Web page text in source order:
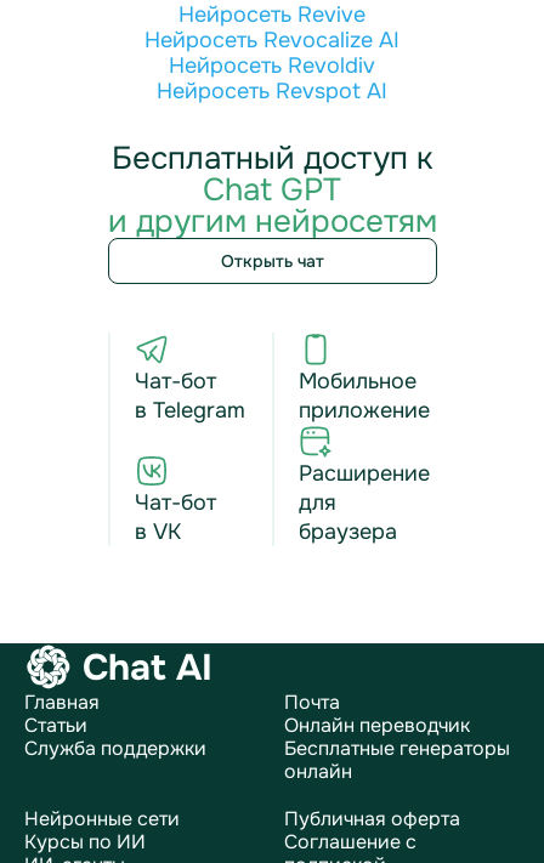
Нейросеть Revive
Нейросеть Revocalize AI
Нейросеть Revoldiv
Нейросеть Revspot AI
Бесплатный доступ к
Chat GPT
и другим нейросетям
Открыть чат
Чат-бот
в Telegram
Чат-бот
в VK
Мобильное
приложение
Расширение
для
браузера
Chat AI
Главная
Статьи
Служба поддержки
Почта
Онлайн переводчик
Бесплатные генераторы
онлайн
Нейронные сети
Курсы по ИИ
Публичная оферта
Соглашение с